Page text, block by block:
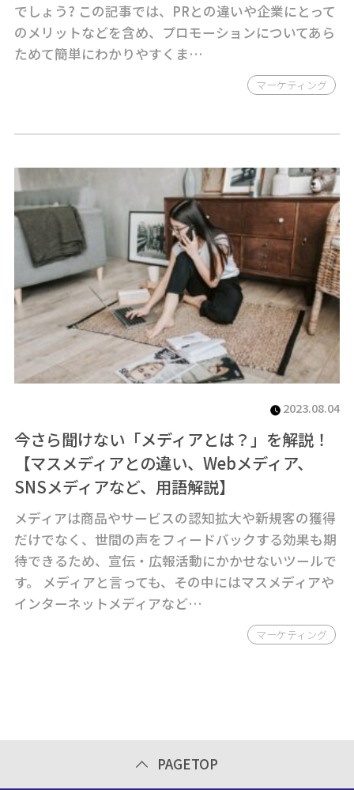
でしょう? この記事では、PRとの違いや企業にとって
のメリットなどを含め、プロモーションについてあら
ためて簡単にわかりやすくま…
マーケティング
2023.08.04
今さら聞けない「メディアとは？」を解説！
【マスメディアとの違い、Webメディア、
SNSメディアなど、用語解説】
メディアは商品やサービスの認知拡大や新規客の獲得
だけでなく、世間の声をフィードバックする効果も期
待できるため、宣伝・広報活動にかかせないツールで
す。 メディアと言っても、その中にはマスメディアや
インターネットメディアなど…
マーケティング
PAGETOP